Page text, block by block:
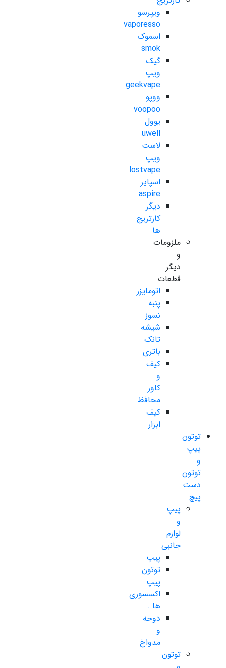
ویپرسو
vaporesso
اسموک
smok
گیک
ویپ
geekvape
ووپو
voopoo
یوول
uwell
لاست
ویپ
lostvape
اسپایر
aspire
دیگر
کارتریج
ها
ملزومات
و
دیگر
قطعات
اتومایزر
پنبه
نسوز
شیشه
تانک
باتری
کیف
و
کاور
محافظ
کیف
ابزار
توتون
پیپ
و
توتون
دست
پیچ
پیپ
و
لوازم
جانبی
پیپ
توتون
پیپ
اکسسوری
ها..
دوخه
و
مدواخ
توتون